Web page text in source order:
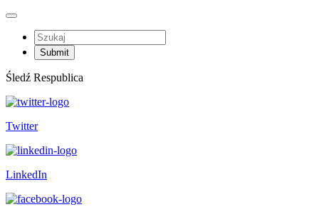
Śledź Respublica
Twitter
LinkedIn